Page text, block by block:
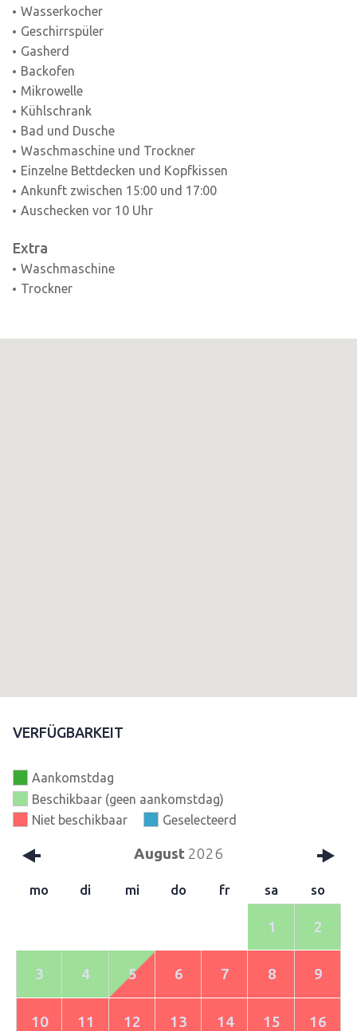
Wasserkocher
Geschirrspüler
Gasherd
Backofen
Mikrowelle
Kühlschrank
Bad und Dusche
Waschmaschine und Trockner
Einzelne Bettdecken und Kopfkissen
Ankunft zwischen 15:00 und 17:00
Auschecken vor 10 Uhr
Extra
Waschmaschine
Trockner
VERFÜGBARKEIT
Aankomstdag
Beschikbaar (geen aankomstdag)
Niet beschikbaar
Geselecteerd
August 2026
mo di mi do fr sa so
1 2
3 4 5 6 7 8 9
10 11 12 13 14 15 16